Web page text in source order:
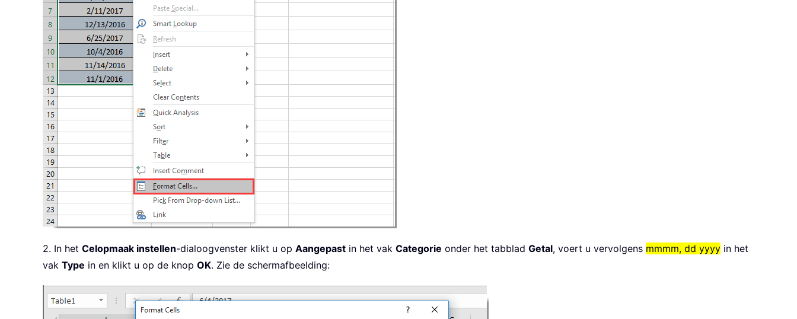
2. In het Celopmaak instellen-dialoogvenster klikt u op Aangepast in het vak Categorie onder het tabblad Getal, voert u vervolgens mmmm, dd yyyy in het
vak Type in en klikt u op de knop OK. Zie de schermafbeelding: